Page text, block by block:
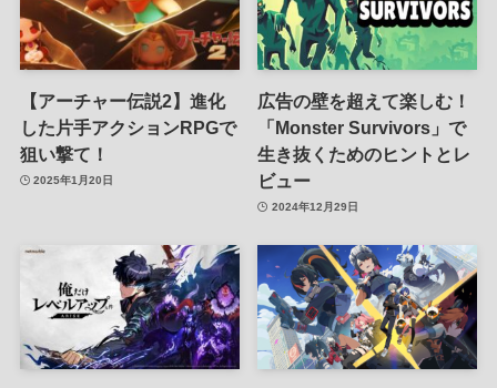
【アーチャー伝説2】進化
した片手アクションRPGで
狙い撃て！
2025年1月20日
広告の壁を超えて楽しむ！
「Monster Survivors」で
生き抜くためのヒントとレ
ビュー
2024年12月29日